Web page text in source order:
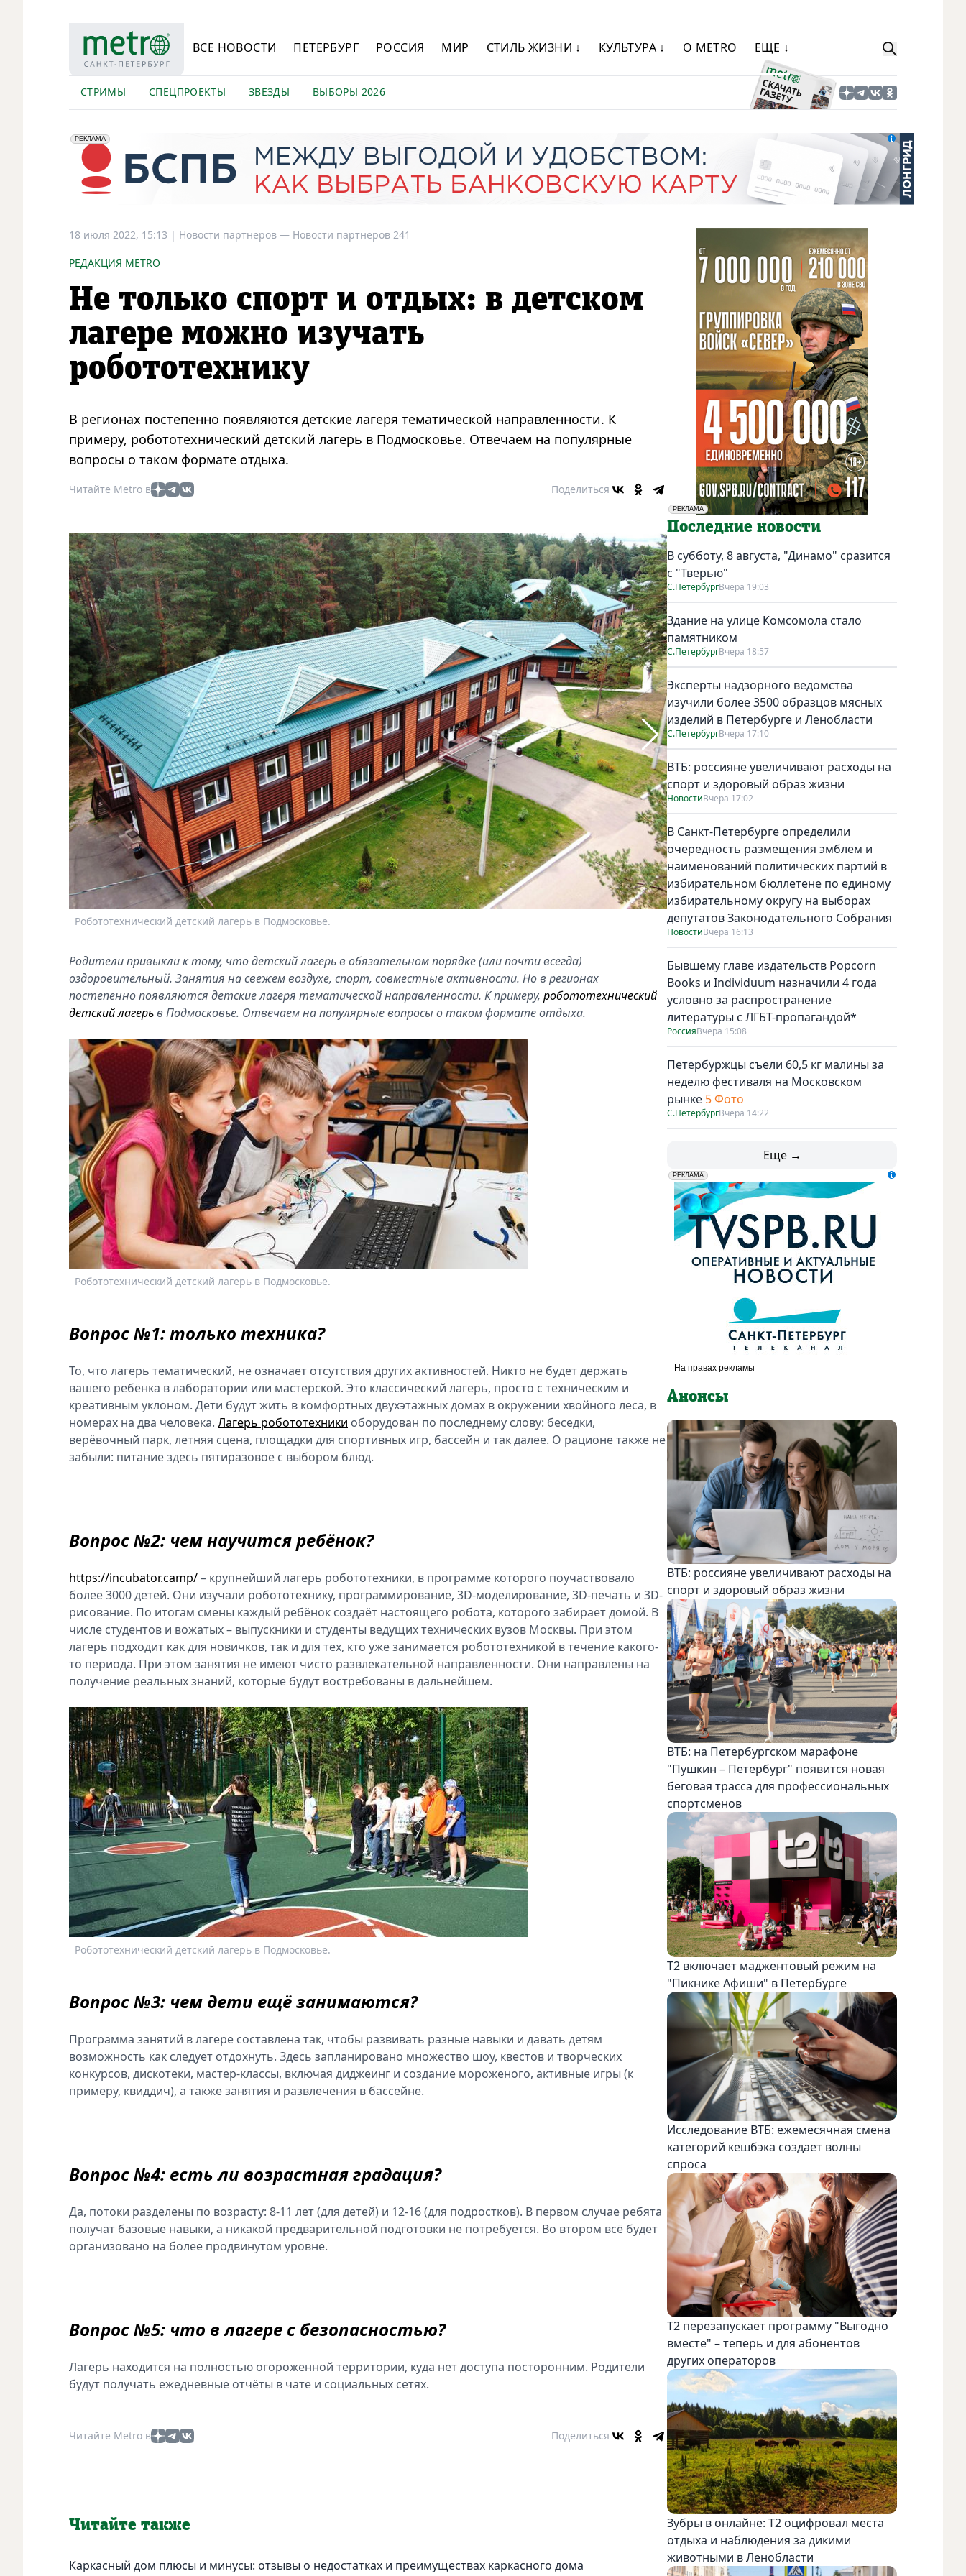
ВСЕ НОВОСТИ ПЕТЕРБУРГ РОССИЯ МИР СТИЛЬ ЖИЗНИ ↓ КУЛЬТУРА ↓ О METRO ЕЩЕ ↓
СТРИМЫ СПЕЦПРОЕКТЫ ЗВЕЗДЫ ВЫБОРЫ 2026
erid: 2VfnxyFybV5
РЕКЛАМА
ПАО "Банк "Санкт-Петербург", ИНН: 7831000027
18 июля 2022, 15:13 | Новости партнеров — Новости партнеров 241
РЕДАКЦИЯ METRO
Не только спорт и отдых: в детском
лагере можно изучать
робототехнику
В регионах постепенно появляются детские лагеря тематической направленности. К
примеру, робототехнический детский лагерь в Подмосковье. Отвечаем на популярные
вопросы о таком формате отдыха.
Читайте Metro в Поделиться
Робототехнический детский лагерь в Подмосковье. Робототехнический детский лагерь в Подмосковье.
Родители привыкли к тому, что детский лагерь в обязательном порядке (или почти всегда)
оздоровительный. Занятия на свежем воздухе, спорт, совместные активности. Но в регионах
постепенно появляются детские лагеря тематической направленности. К примеру, робототехнический
детский лагерьв Подмосковье. Отвечаем на популярные вопросы о таком формате отдыха.
Робототехнический детский лагерь в Подмосковье.
Вопрос №1: только техника?
То, что лагерь тематический, не означает отсутствия других активностей. Никто не будет держать
вашего ребёнка в лаборатории или мастерской. Это классический лагерь, просто с техническим и
креативным уклоном. Дети будут жить в комфортных двухэтажных домах в окружении хвойного леса, в
номерах на два человека. Лагерь робототехники оборудован по последнему слову: беседки,
верёвочный парк, летняя сцена, площадки для спортивных игр, бассейн и так далее. О рационе также не
забыли: питание здесь пятиразовое с выбором блюд.
Вопрос №2: чем научится ребёнок?
https://incubator.camp/– крупнейший лагерь робототехники, в программе которого поучаствовало
более 3000 детей. Они изучали робототехнику, программирование, 3D-моделирование, 3D-печать и 3D-
рисование. По итогам смены каждый ребёнок создаёт настоящего робота, которого забирает домой. В
числе студентов и вожатых – выпускники и студенты ведущих технических вузов Москвы. При этом
лагерь подходит как для новичков, так и для тех, кто уже занимается робототехникой в течение какого-
то периода. При этом занятия не имеют чисто развлекательной направленности. Они направлены на
получение реальных знаний, которые будут востребованы в дальнейшем.
Робототехнический детский лагерь в Подмосковье.
Вопрос №3: чем дети ещё занимаются?
Программа занятий в лагере составлена так, чтобы развивать разные навыки и давать детям
возможность как следует отдохнуть. Здесь запланировано множество шоу, квестов и творческих
конкурсов, дискотеки, мастер-классы, включая диджеинг и создание мороженого, активные игры (к
примеру, квиддич), а также занятия и развлечения в бассейне.
Вопрос №4: есть ли возрастная градация?
Да, потоки разделены по возрасту: 8-11 лет (для детей) и 12-16 (для подростков). В первом случае ребята
получат базовые навыки, а никакой предварительной подготовки не потребуется. Во втором всё будет
организовано на более продвинутом уровне.
Вопрос №5: что в лагере с безопасностью?
Лагерь находится на полностью огороженной территории, куда нет доступа посторонним. Родители
будут получать ежедневные отчёты в чате и социальных сетях.
Читайте Metro в Поделиться
Читайте также
Каркасный дом плюсы и минусы: отзывы о недостатках и преимуществах каркасного дома
РЕКЛАМА
Социальная реклама
Последние новости
В субботу, 8 августа, "Динамо" сразится
с "Тверью"
С.ПетербургВчера 19:03
Здание на улице Комсомола стало
памятником
С.ПетербургВчера 18:57
Эксперты надзорного ведомства
изучили более 3500 образцов мясных
изделий в Петербурге и Ленобласти
С.ПетербургВчера 17:10
ВТБ: россияне увеличивают расходы на
спорт и здоровый образ жизни
НовостиВчера 17:02
В Санкт-Петербурге определили
очередность размещения эмблем и
наименований политических партий в
избирательном бюллетене по единому
избирательному округу на выборах
депутатов Законодательного Собрания
НовостиВчера 16:13
Бывшему главе издательств Popcorn
Books и Individuum назначили 4 года
условно за распространение
литературы с ЛГБТ-пропагандой*
РоссияВчера 15:08
Петербуржцы съели 60,5 кг малины за
неделю фестиваля на Московском
рынке 5 Фото
С.ПетербургВчера 14:22
Еще →
erid: LdtCK5udn
РЕКЛАМА
АО "ГАТР", ИНН: 7841320717
Анонсы
ВТБ: россияне увеличивают расходы на
спорт и здоровый образ жизни
ВТБ: на Петербургском марафоне
"Пушкин – Петербург" появится новая
беговая трасса для профессиональных
спортсменов
Т2 включает маджентовый режим на
"Пикнике Афиши" в Петербурге
Исследование ВТБ: ежемесячная смена
категорий кешбэка создает волны
спроса
Т2 перезапускает программу "Выгодно
вместе" – теперь и для абонентов
других операторов
Зубры в онлайне: Т2 оцифровал места
отдыха и наблюдения за дикими
животными в Ленобласти